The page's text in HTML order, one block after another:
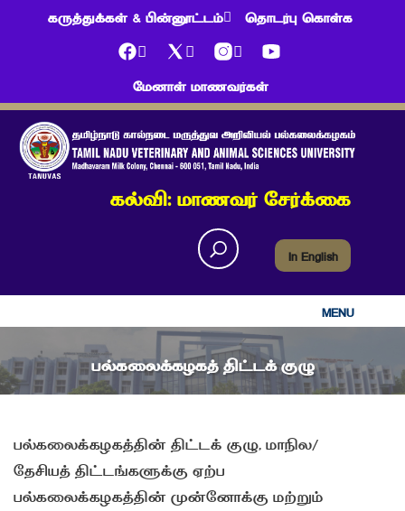
கருத்துக்கள் & பின்னூட்டம் தொடர்பு கொள்க
மேனாள் மாணவர்கள்
கல்வி: மாணவர் சேர்க்கை
In English
MENU
பல்கலைக்கழகத் திட்டக் குழு
பல்கலைக்கழகத்தின் திட்டக் குழு, மாநில/
தேசியத் திட்டங்களுக்கு ஏற்ப
பல்கலைக்கழகத்தின் முன்னோக்கு மற்றும்